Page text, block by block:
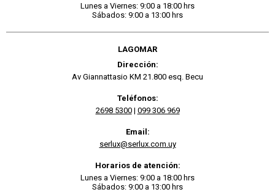
Lunes a Viernes: 9:00 a 18:00 hrs
Sábados: 9:00 a 13:00 hrs
LAGOMAR
Dirección:
Av Giannattasio KM 21.800 esq. Becu
Teléfonos:
2698 5300| 099 306 969
Email:
serlux@serlux.com.uy
Horarios de atención:
Lunes a Viernes: 9:00 a 18:00 hrs
Sábados: 9:00 a 13:00 hrs